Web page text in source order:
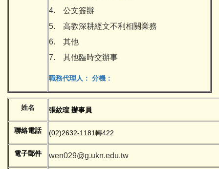
4. 公文簽辦
5. 高教深耕經文不利相關業務
6. 其他
7. 其他臨時交辦事
職務代理人： 分機：
姓名 張紋瑄 辦事員
聯絡電話 (02)2632-1181轉422
電子郵件 wen029@g.ukn.edu.tw